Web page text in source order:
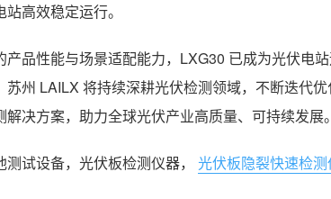
高效稳定运行。
产品性能与场景适配能力，LXG30 已成为光伏电
苏州 LAILX 将持续深耕光伏检测领域，不断迭代
解决方案，助力全球光伏产业高质量、可持续发展。
测试设备，光伏板检测仪器， 光伏板隐裂快速检